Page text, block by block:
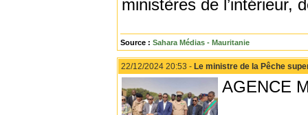
ministères de l’intérieur,
Source : Sahara Médias - Mauritanie
22/12/2024 20:53 - Le ministre de la Pêche
AGENCE